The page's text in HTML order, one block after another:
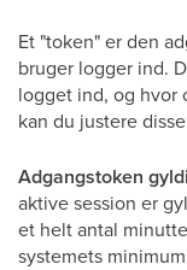
Et "token" er den
bruger logger ind.
logget ind, og hvor
kan du justere
Adgangstoken
aktive session er
et helt antal
systemets